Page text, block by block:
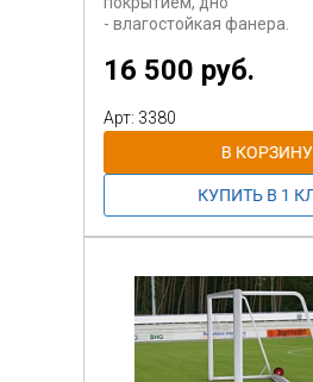
- влагостойкая фанера.
Возможно два варианта
стационарная и стойка
колесиках)
16 500 руб.
Арт: 3380